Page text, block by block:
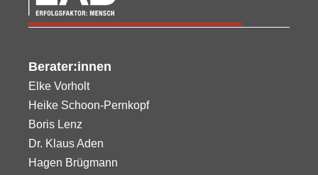
Berater:innen
Elke Vorholt
Heike Schoon-Pernkopf
Boris Lenz
Dr. Klaus Aden
Hagen Brügmann